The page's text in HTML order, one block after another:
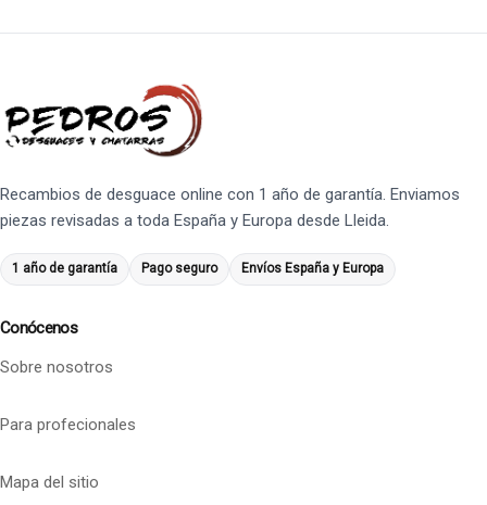
Recambios de desguace online con 1 año de garantía. Enviamos
piezas revisadas a toda España y Europa desde Lleida.
1 año de garantía Pago seguro Envíos España y Europa
Conócenos
Sobre nosotros
Para profecionales
Mapa del sitio